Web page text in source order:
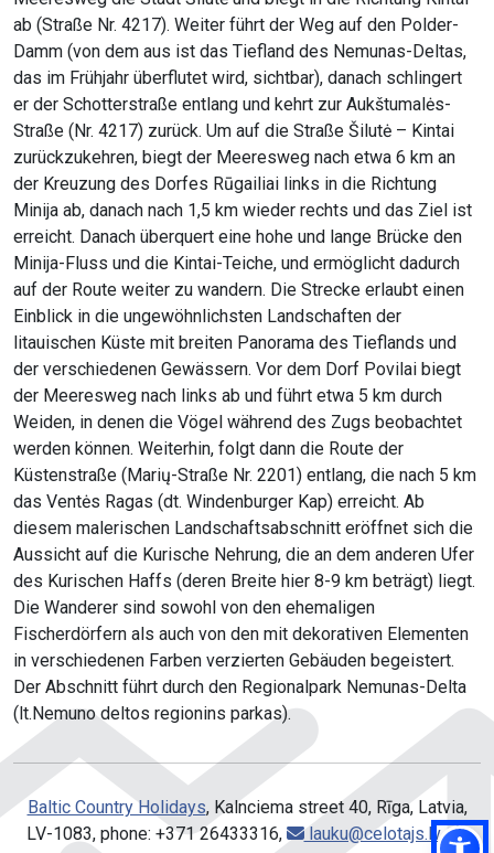
ab (Straße Nr. 4217). Weiter führt der Weg auf den Polder-
Damm (von dem aus ist das Tiefland des Nemunas-Deltas,
das im Frühjahr überflutet wird, sichtbar), danach schlingert
er der Schotterstraße entlang und kehrt zur Aukštumalės-
Straße (Nr. 4217) zurück. Um auf die Straße Šilutė – Kintai
zurückzukehren, biegt der Meeresweg nach etwa 6 km an
der Kreuzung des Dorfes Rūgailiai links in die Richtung
Minija ab, danach nach 1,5 km wieder rechts und das Ziel ist
erreicht. Danach überquert eine hohe und lange Brücke den
Minija-Fluss und die Kintai-Teiche, und ermöglicht dadurch
auf der Route weiter zu wandern. Die Strecke erlaubt einen
Einblick in die ungewöhnlichsten Landschaften der
litauischen Küste mit breiten Panorama des Tieflands und
der verschiedenen Gewässern. Vor dem Dorf Povilai biegt
der Meeresweg nach links ab und führt etwa 5 km durch
Weiden, in denen die Vögel während des Zugs beobachtet
werden können. Weiterhin, folgt dann die Route der
Küstenstraße (Marių-Straße Nr. 2201) entlang, die nach 5 km
das Ventės Ragas (dt. Windenburger Kap) erreicht. Ab
diesem malerischen Landschaftsabschnitt eröffnet sich die
Aussicht auf die Kurische Nehrung, die an dem anderen Ufer
des Kurischen Haffs (deren Breite hier 8-9 km beträgt) liegt.
Die Wanderer sind sowohl von den ehemaligen
Fischerdörfern als auch von den mit dekorativen Elementen
in verschiedenen Farben verzierten Gebäuden begeistert.
Der Abschnitt führt durch den Regionalpark Nemunas-Delta
(lt.Nemuno deltos regionins parkas).
Baltic Country Holidays, Kalnciema street 40, Rīga, Latvia,
LV-1083, phone: +371 26433316,
lauku@celotajs.lv,